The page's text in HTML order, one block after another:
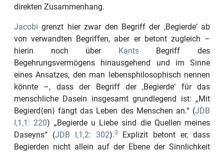
direkten Zusammenhang.
Jacobi grenzt hier zwar den Begriff der ‚Begierde‘ab
von verwandten Begriffen, aber er betont zugleich –
hierin noch über KantsBegriff des
Begehrungsvermögens hinausgehend und im Sinne
eines Ansatzes, den man lebensphilosophisch nennen
könnte –, dass der Begriff der ‚Begierde‘ für das
menschliche Dasein insgesamt grundlegend ist: „Mit
Begierd⟨en⟩ fängt das Leben des Menschen an.“(JDB
I,1,1: 220) „Begierde u Liebe sind die Quellen meines
Daseyns“ (JDB I,1,2: 302).3
Explizit betont er, dass
Begierden nicht allein auf der Ebene der Sinnlichkeit